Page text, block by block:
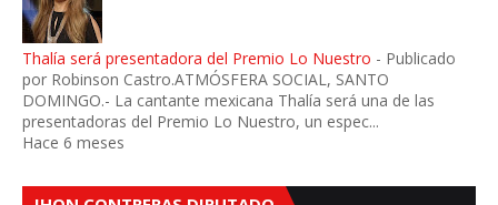
Thalía será presentadora del Premio Lo Nuestro - Publicado
por Robinson Castro.ATMÓSFERA SOCIAL, SANTO
DOMINGO.- La cantante mexicana Thalía será una de las
presentadoras del Premio Lo Nuestro, un espec...
Hace 6 meses